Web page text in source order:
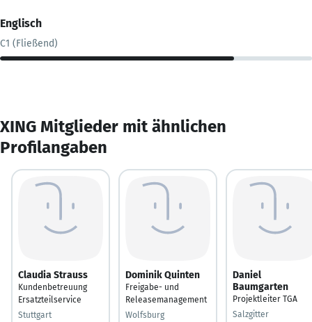
Englisch
C1 (Fließend)
XING Mitglieder mit ähnlichen
Profilangaben
Claudia Strauss
Kundenbetreuung
Ersatzteilservice
Stuttgart
Dominik Quinten
Freigabe- und
Releasemanagement
Wolfsburg
Daniel
Baumgarten
Projektleiter TGA
Salzgitter